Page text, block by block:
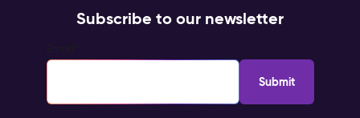
Subscribe to our newsletter